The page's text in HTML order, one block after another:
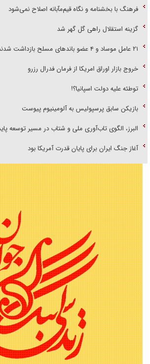
فرهنگ با بخشنامه و نگاه قیم‌مآبانه اصلاح نمی‌شود
گزینه استقلال راهی گل گهر شد
۲۱ عامل موساد و ۴ عضو باند‌های مسلح بازداشت شدند
خروج بازار اوراق امریکا از فرمان فدرال رزرو
توطئه علیه دولت اسپانیا؟!
بازیکن سابق پرسپولیس به آلومینیوم پیوست
البرز، الگوی تاب‌آوری ملی و شتاب در مسیر توسعه
آغاز جنگ ایران برای پایان قدرت آمریکا بود